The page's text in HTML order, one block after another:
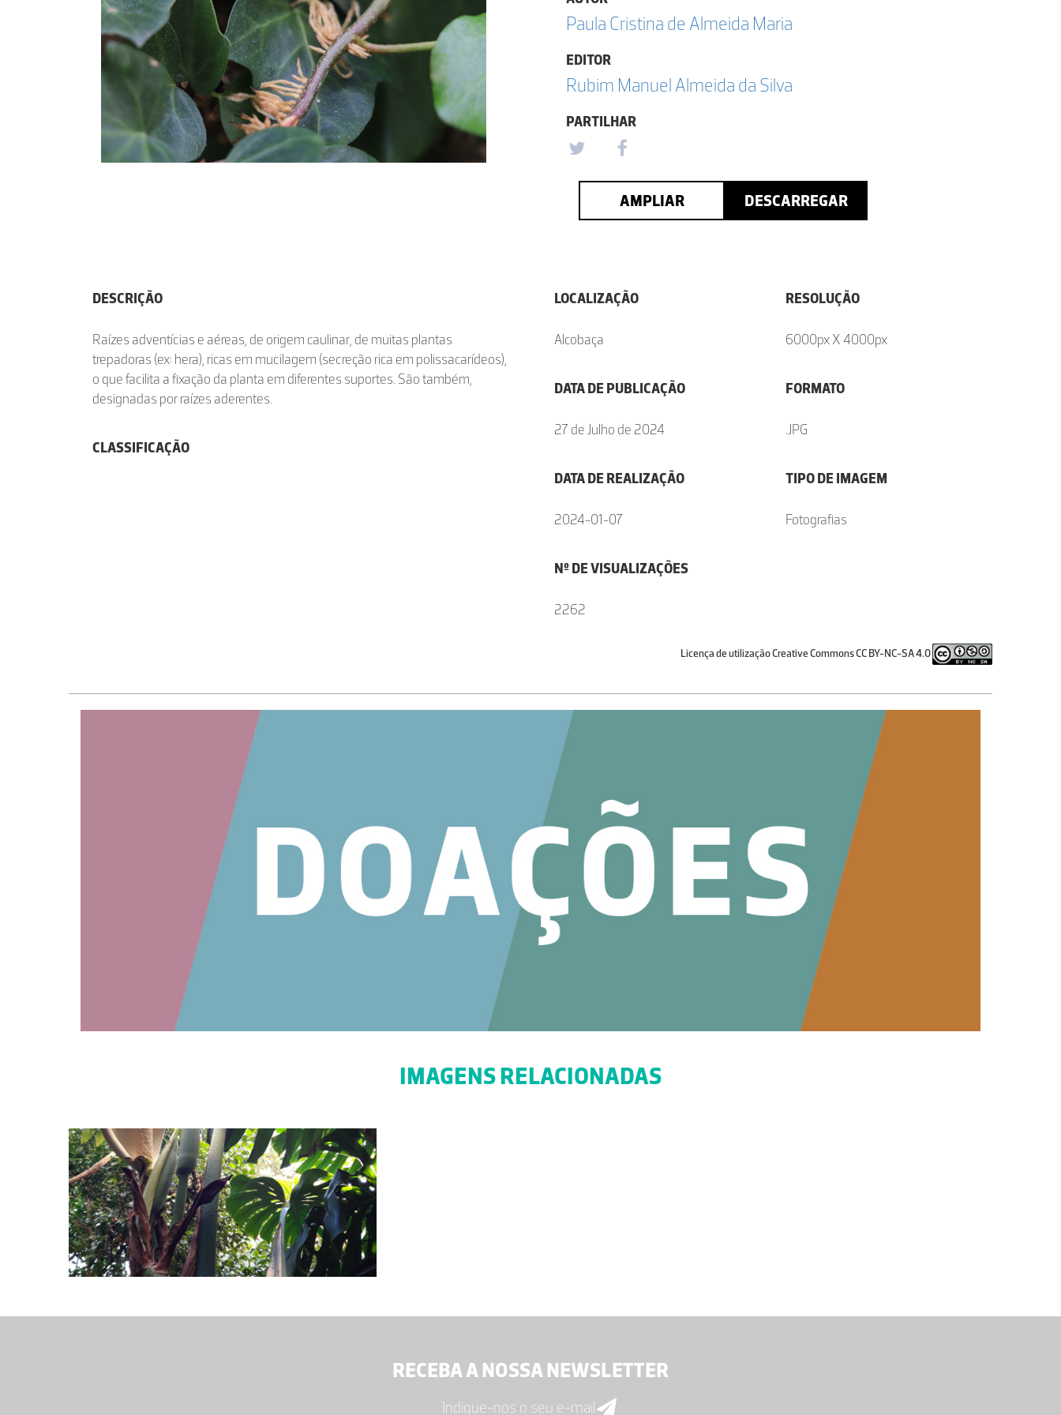
Paula Cristina de Almeida Maria
EDITOR
Rubim Manuel Almeida da Silva
PARTILHAR
AMPLIAR DESCARREGAR
DESCRIÇÃO
Raízes adventícias e aéreas, de origem caulinar, de muitas plantas
trepadoras (ex: hera), ricas em mucilagem (secreção rica em polissacarídeos),
o que facilita a fixação da planta em diferentes suportes. São também,
designadas por raízes aderentes.
CLASSIFICAÇÃO
LOCALIZAÇÃO
Alcobaça
DATA DE PUBLICAÇÃO
27 de Julho de 2024
DATA DE REALIZAÇÃO
2024-01-07
Nº DE VISUALIZAÇÕES
2262
RESOLUÇÃO
6000px X 4000px
FORMATO
.JPG
TIPO DE IMAGEM
Fotografias
Licença de utilização Creative Commons CC BY-NC-SA 4.0
IMAGENS RELACIONADAS
RECEBA A NOSSA NEWSLETTER